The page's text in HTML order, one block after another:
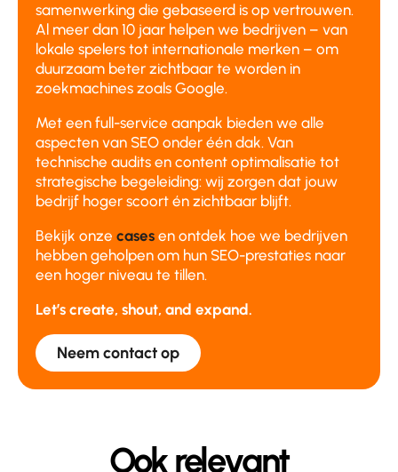
samenwerking die gebaseerd is op vertrouwen.
Al meer dan 10 jaar helpen we bedrijven – van
lokale spelers tot internationale merken – om
duurzaam beter zichtbaar te worden in
zoekmachines zoals Google.
Met een full-service aanpak bieden we alle
aspecten van SEO onder één dak. Van
technische audits en content optimalisatie tot
strategische begeleiding: wij zorgen dat jouw
bedrijf hoger scoort én zichtbaar blijft.
Bekijk onze cases en ontdek hoe we bedrijven
hebben geholpen om hun SEO-prestaties naar
een hoger niveau te tillen.
Let’s create, shout, and expand.
Neem contact op
Ook relevant